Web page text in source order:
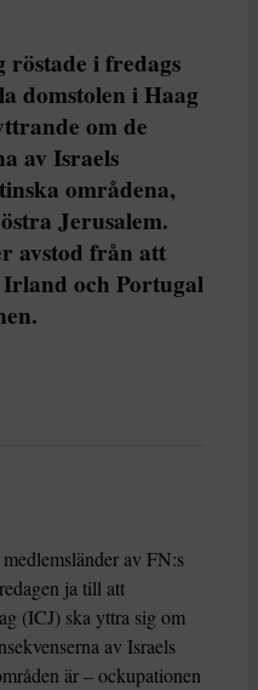
röstade i fredags
domstolen i Haag
om de
av Israels
områdena,
Jerusalem.
avstod från att
och Portugal
av FN:s
ja till att
(ICJ) ska yttra sig om
av Israels
är – ockupationen